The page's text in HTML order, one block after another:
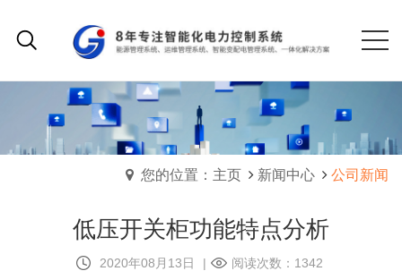
您的位置：主页 新闻中心 公司新闻
低压开关柜功能特点分析
2020年08月13日 | 阅读次数：1342